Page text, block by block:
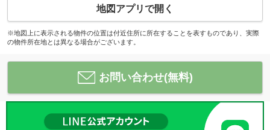
地図アプリで開く
※地図上に表示される物件の位置は付近住所に所在することを表すものであり、実際
の物件所在地とは異なる場合がございます。
お問い合わせ(無料)